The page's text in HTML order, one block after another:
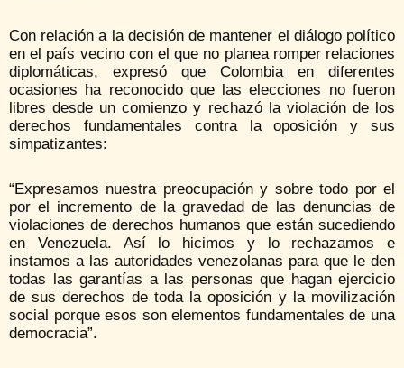
Con relación a la decisión de mantener el diálogo político
en el país vecino con el que no planea romper relaciones
diplomáticas, expresó que Colombia en diferentes
ocasiones ha reconocido que las elecciones no fueron
libres desde un comienzo y rechazó la violación de los
derechos fundamentales contra la oposición y sus
simpatizantes:
“Expresamos nuestra preocupación y sobre todo por el
por el incremento de la gravedad de las denuncias de
violaciones de derechos humanos que están sucediendo
en Venezuela. Así lo hicimos y lo rechazamos e
instamos a las autoridades venezolanas para que le den
todas las garantías a las personas que hagan ejercicio
de sus derechos de toda la oposición y la movilización
social porque esos son elementos fundamentales de una
democracia”.